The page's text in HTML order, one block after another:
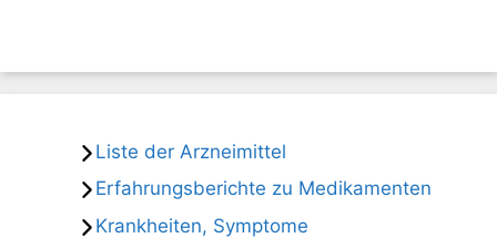
Liste der Arzneimittel
Erfahrungsberichte zu Medikamenten
Krankheiten, Symptome